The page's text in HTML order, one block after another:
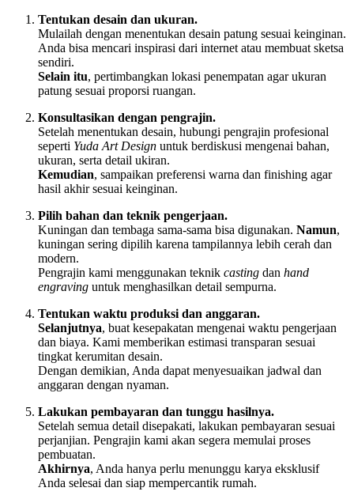
Tentukan desain dan ukuran.
Mulailah dengan menentukan desain patung sesuai keinginan.
Anda bisa mencari inspirasi dari internet atau membuat sketsa
sendiri.
Selain itu, pertimbangkan lokasi penempatan agar ukuran
patung sesuai proporsi ruangan.
Konsultasikan dengan pengrajin.
Setelah menentukan desain, hubungi pengrajin profesional
seperti Yuda Art Design untuk berdiskusi mengenai bahan,
ukuran, serta detail ukiran.
Kemudian, sampaikan preferensi warna dan finishing agar
hasil akhir sesuai keinginan.
Pilih bahan dan teknik pengerjaan.
Kuningan dan tembaga sama-sama bisa digunakan. Namun,
kuningan sering dipilih karena tampilannya lebih cerah dan
modern.
Pengrajin kami menggunakan teknik casting dan hand
engraving untuk menghasilkan detail sempurna.
Tentukan waktu produksi dan anggaran.
Selanjutnya, buat kesepakatan mengenai waktu pengerjaan
dan biaya. Kami memberikan estimasi transparan sesuai
tingkat kerumitan desain.
Dengan demikian, Anda dapat menyesuaikan jadwal dan
anggaran dengan nyaman.
Lakukan pembayaran dan tunggu hasilnya.
Setelah semua detail disepakati, lakukan pembayaran sesuai
perjanjian. Pengrajin kami akan segera memulai proses
pembuatan.
Akhirnya, Anda hanya perlu menunggu karya eksklusif
Anda selesai dan siap mempercantik rumah.